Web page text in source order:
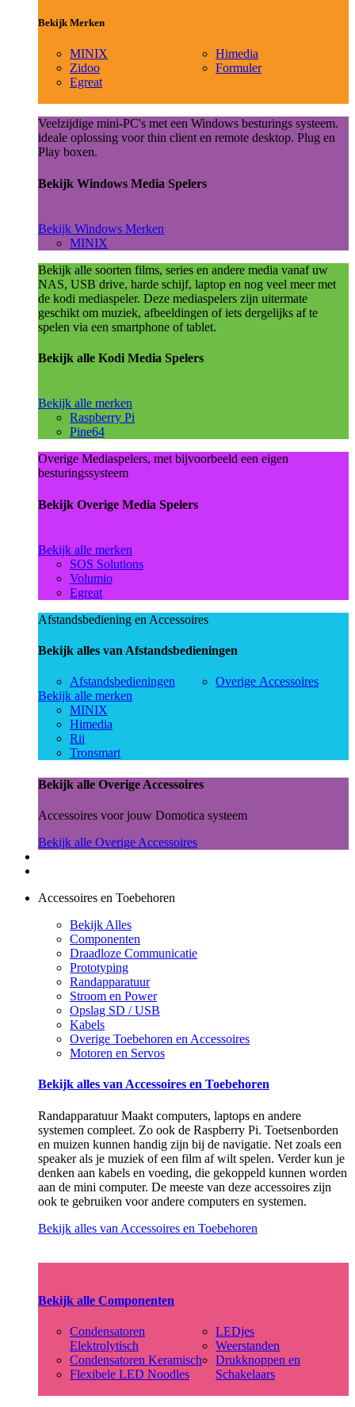
Bekijk Merken
MINIX
Zidoo
Egreat
Himedia
Formuler
Veelzijdige mini-PC's met een Windows besturings systeem.
ideale oplossing voor thin client en remote desktop. Plug en
Play boxen.
Bekijk Windows Media Spelers
Bekijk Windows Merken
MINIX
Bekijk alle soorten films, series en andere media vanaf uw
NAS, USB drive, harde schijf, laptop en nog veel meer met
de kodi mediaspeler. Deze mediaspelers zijn uitermate
geschikt om muziek, afbeeldingen of iets dergelijks af te
spelen via een smartphone of tablet.
Bekijk alle Kodi Media Spelers
Bekijk alle merken
Raspberry Pi
Pine64
Overige Mediaspelers, met bijvoorbeeld een eigen
besturingssysteem
Bekijk Overige Media Spelers
Bekijk alle merken
SOS Solutions
Volumio
Egreat
Afstandsbediening en Accessoires
Bekijk alles van Afstandsbedieningen
Afstandsbedieningen
Overige Accessoires
Bekijk alle merken
MINIX
Himedia
Rii
Tronsmart
Bekijk alle Overige Accessoires
Accessoires voor jouw Domotica systeem
Bekijk alle Overige Accessoires
Accessoires en Toebehoren
Bekijk Alles
Componenten
Draadloze Communicatie
Prototyping
Randapparatuur
Stroom en Power
Opslag SD / USB
Kabels
Overige Toebehoren en Accessoires
Motoren en Servos
Bekijk alles van Accessoires en Toebehoren
Randapparatuur Maakt computers, laptops en andere
systemen compleet. Zo ook de Raspberry Pi. Toetsenborden
en muizen kunnen handig zijn bij de navigatie. Net zoals een
speaker als je muziek of een film af wilt spelen. Verder kun je
denken aan kabels en voeding, die gekoppeld kunnen worden
aan de mini computer. De meeste van deze accessoires zijn
ook te gebruiken voor andere computers en systemen.
Bekijk alles van Accessoires en Toebehoren
Bekijk alle Componenten
Condensatoren
Elektrolytisch
Condensatoren Keramisch
Flexibele LED Noodles
LEDjes
Weerstanden
Drukknoppen en
Schakelaars